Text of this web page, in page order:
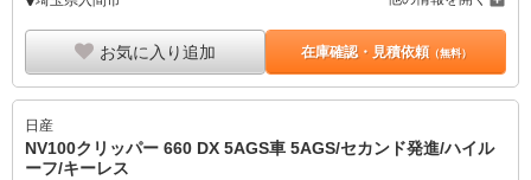
お気に入り追加 在庫確認・見積依頼（無料）
日産
NV100クリッパー 660 DX 5AGS車 5AGS/セカンド発進/ハイル
ーフ/キーレス